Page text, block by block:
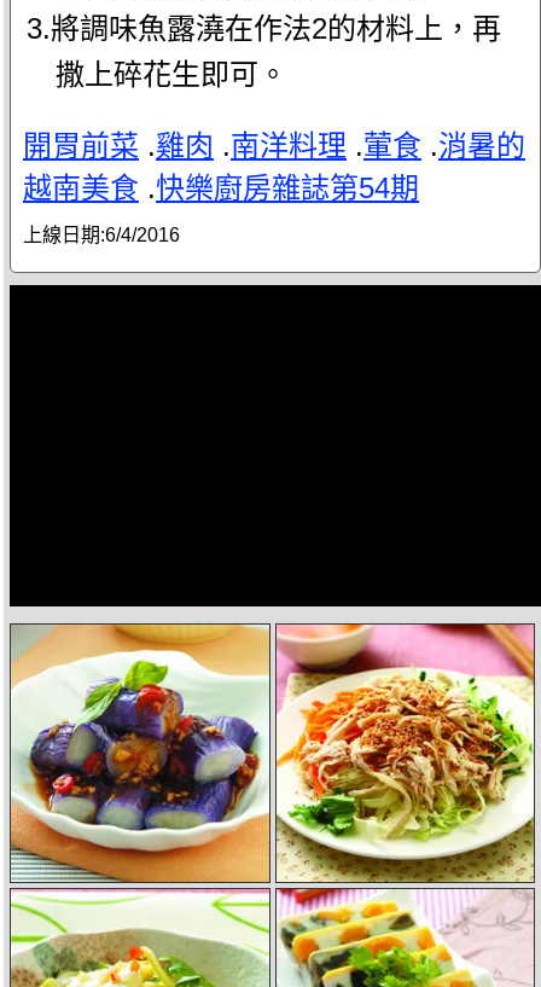
3.將調味魚露澆在作法2的材料上，再
撒上碎花生即可。
開胃前菜 .雞肉 .南洋料理 .葷食 .消暑的
越南美食 .快樂廚房雜誌第54期
上線日期:6/4/2016